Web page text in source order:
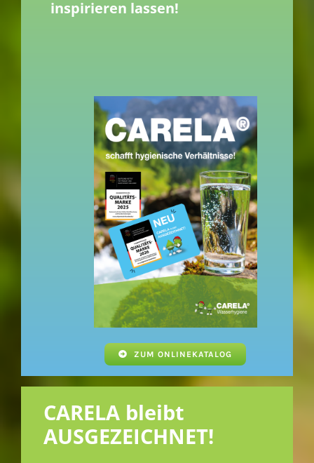
inspirieren lassen!
ZUM ONLINEKATALOG
CARELA bleibt
AUSGEZEICHNET!